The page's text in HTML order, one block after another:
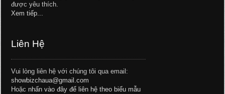
được yêu thích.
Xem tiếp...
Liên Hệ
Vui lòng liên hệ với chúng tôi qua email:
showbizchaua@gmail.com
Hoặc nhấn vào đây để liên hệ theo biểu mẫu